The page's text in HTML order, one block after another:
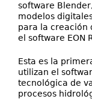
software
modelos
para la creación
el software EON
Esta es la
utilizan el
tecnológica de
procesos